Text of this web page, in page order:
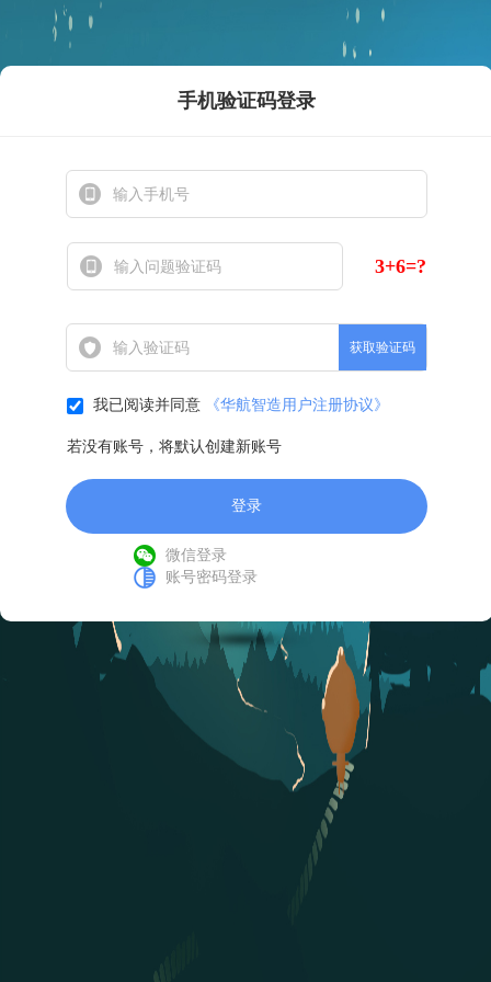
手机验证码登录
3+6=?
获取验证码
我已阅读并同意 《华航智造用户注册协议》
若没有账号，将默认创建新账号
登录
微信登录
账号密码登录